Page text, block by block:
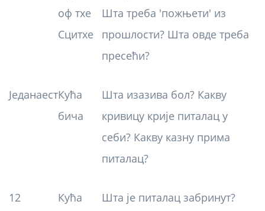
оф тхе
Сцитхе
Шта треба 'пожњети' из
прошлости? Шта овде треба
пресећи?
ЈеданаестКућа
бича
Шта изазива бол? Какву
кривицу крије питалац у
себи? Какву казну прима
питалац?
12
Кућа
Шта је питалац забринут?